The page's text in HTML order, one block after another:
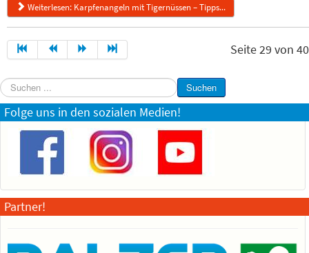
Weiterlesen: Karpfenangeln mit Tigernüssen – Tipps...
Seite 29 von 40
Suchen
...
Suchen
Folge uns in den sozialen Medien!
Partner!